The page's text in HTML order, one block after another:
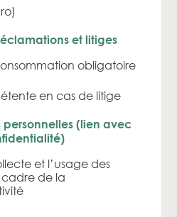
et litiges
obligatoire
en cas de litige
personnelles (lien avec
et l’usage des
de la